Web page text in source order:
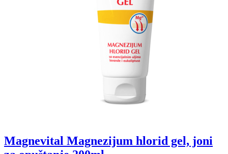
Magnevital Magnezijum hlorid gel, joni